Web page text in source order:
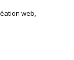
web,